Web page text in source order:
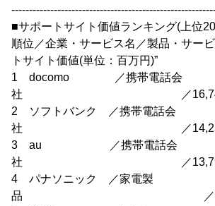
■サポートサイト価値ランキング(上位
順位／企業・サービス名／製品・サー
トサイト価値(単位：百万円)”
1 docomo ／携帯電話会
社 ／
2 ソフトバンク ／携帯電話会
社 ／
3 au ／携帯電話会
社 ／
4 パナソニック ／家電製
品 ／